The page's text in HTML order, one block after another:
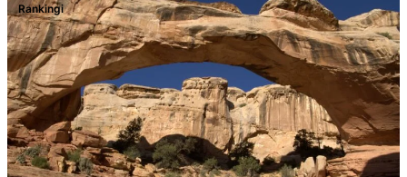
Rankingi